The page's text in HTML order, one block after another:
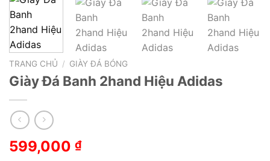
TRANG CHỦ / GIÀY ĐÁ BÓNG
Giày Đá Banh 2hand Hiệu Adidas
599,000 ₫